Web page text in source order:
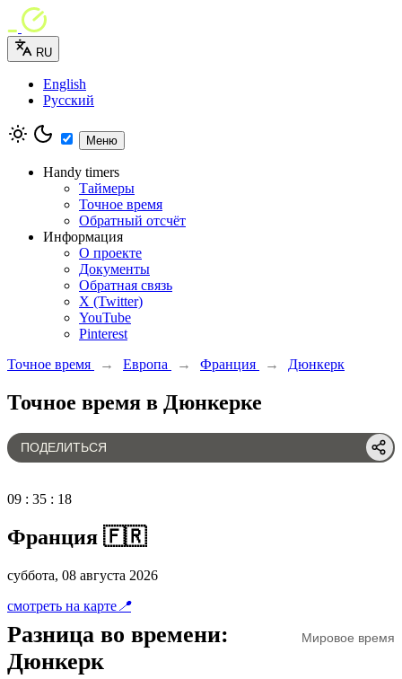
RU
English
Русский
Меню
Handy timers
Таймеры
Точное время
Обратный отсчёт
Информация
О проекте
Документы
Обратная связь
X (Twitter)
YouTube
Pinterest
Точное время
→ Европа → Франция → Дюнкерк
Точное время в Дюнкерке
ПОДЕЛИТЬСЯ
09 : 35 : 18
Франция 🇫🇷
суббота, 08 августа 2026
смотреть на карте 📍
Разница во времени:
Дюнкерк
Мировое время